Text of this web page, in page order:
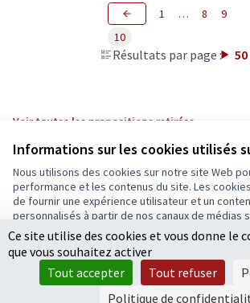
Informations sur les cookies utilisés
Nous utilisons des cookies sur notre site Web
performance et les contenus du site. Les
de fournir une expérience utilisateur et un
personnalisés à partir de nos canaux de médias
Tout accepter
Accepter seulement les cookies
Paramètres
Résultats par page : 50
1 … 8
9
10
Voir toutes les propositions retirées
Conditions d'utilisation
Paramètres des cookies
Ecrivons Angers sur X
(Lien externe)
Ecrivons Angers sur Facebook
(Lien externe)
logiciel libre Decidim .
Ce site utilise des cookies et vous donne le
que vous souhaitez activer
Tout accepter
Tout refuser
Politique de